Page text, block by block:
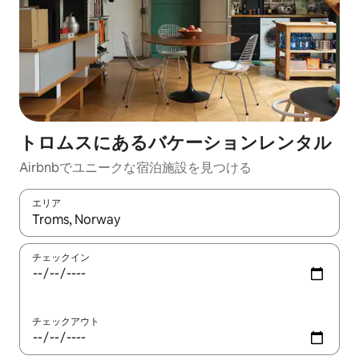
トロムスにあるバケーションレンタル
Airbnbでユニークな宿泊施設を見つける
エリア
検索結果が表示されたら、上下の矢印キーを使って移動するか
チェックイン
チェックアウト